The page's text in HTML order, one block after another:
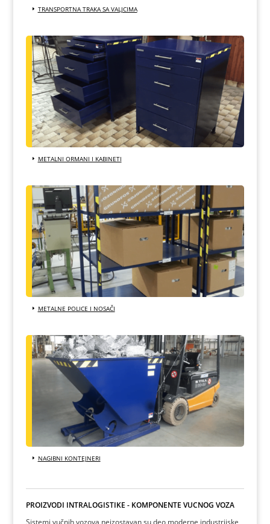
TRANSPORTNA TRAKA SA VALJCIMA
METALNI ORMANI I KABINETI
METALNE POLICE I NOSAČI
NAGIBNI KONTEJNERI
PROIZVODI INTRALOGISTIKE - KOMPONENTE VUČNOG VOZA